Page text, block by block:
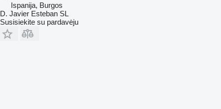
Ispanija, Burgos
D. Javier Esteban SL
Susisiekite su pardavėju